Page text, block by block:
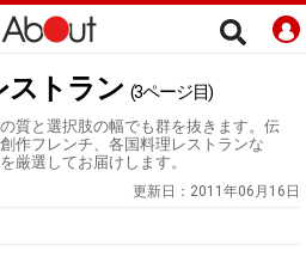
ストラン (3ページ目)
質と選択肢の幅でも群を抜きます。伝
作フレンチ、各国料理レストランな
厳選してお届けします。
更新日： 2011年06月16日